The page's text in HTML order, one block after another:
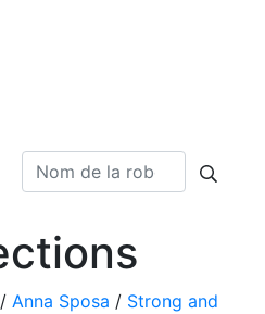
/ Anna Sposa / Strong and